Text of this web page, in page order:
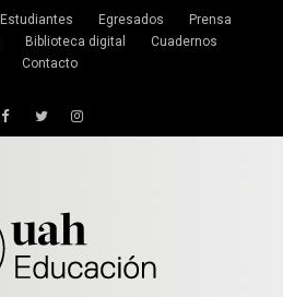
Estudiantes Egresados
Prensa
Biblioteca digital
Cuadernos
Contacto
FacebookTwitterInstagram